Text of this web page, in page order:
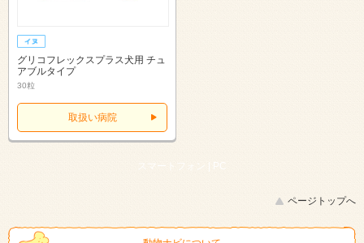
グリコフレックスプラス犬用 チュ
アブルタイプ
30粒
取扱い病院
スマートフォン | PC
ページトップへ